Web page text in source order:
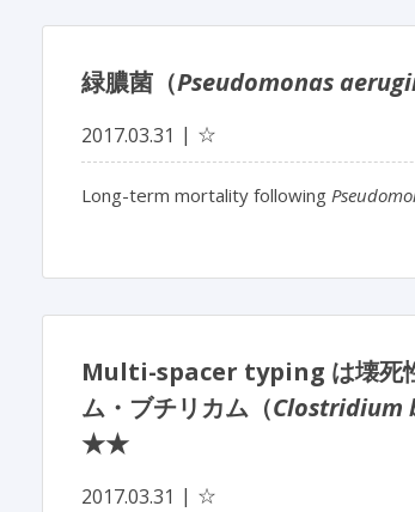
緑膿菌（Pseudomonas
2017.03.31 ☆
Long-term mortality following
Multi-spacer typing は壊死性
ム・ブチリカム（Clostridium
★★
2017.03.31 ☆